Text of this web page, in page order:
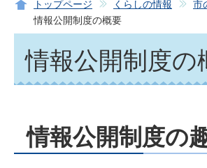
トップページ くらしの情報 市
情報公開制度の概要
情報公開制度の
情報公開制度の